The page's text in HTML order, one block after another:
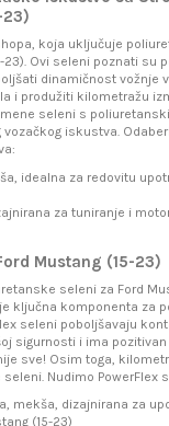
23)
koja uključuje
23). Ovi seleni poznati su
dinamičnost vožnje
i produžiti kilometražu
seleni s
iskustva.
idealna za redovitu
za tuniranje i
Mustang (15-23)
seleni za Ford
ključna komponenta za
seleni poboljšavaju
sigurnosti i ima
sve! Osim toga,
Nudimo PowerFlex
mekša, dizajnirana za
(15-23)